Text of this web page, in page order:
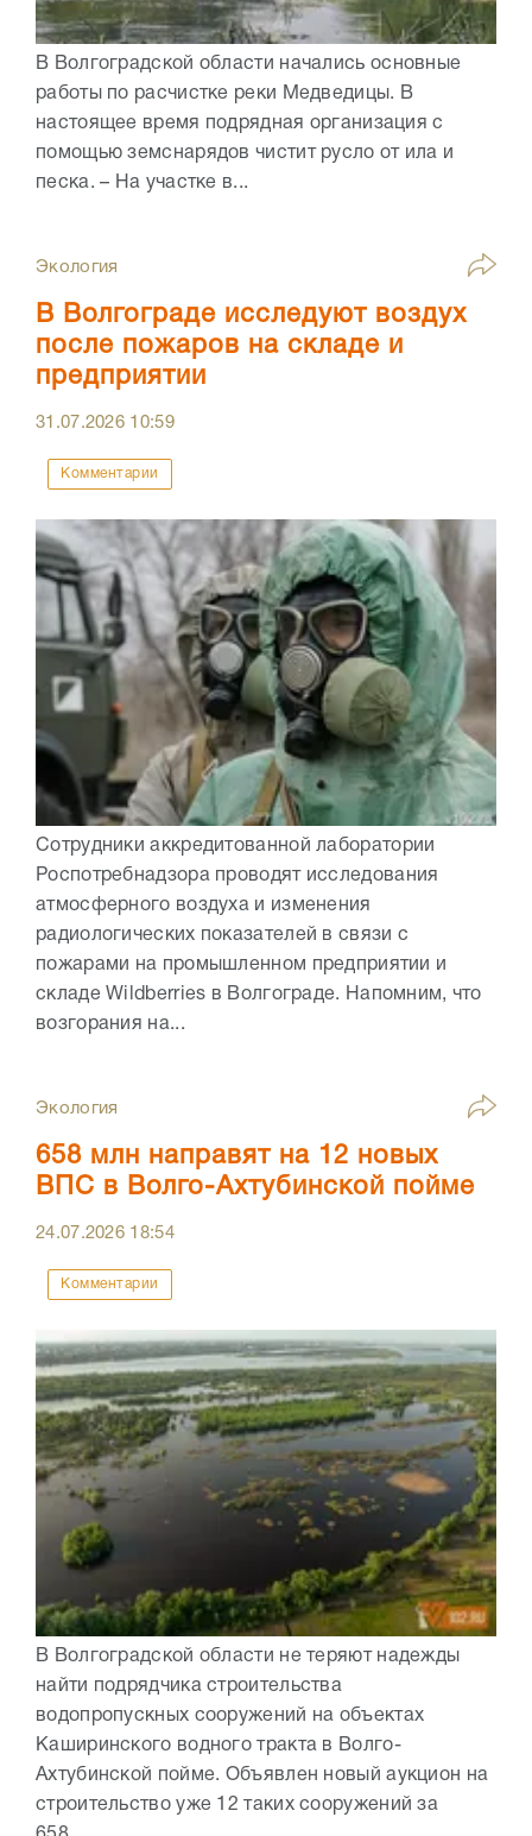
В Волгоградской области начались основные
работы по расчистке реки Медведицы. В
настоящее время подрядная организация с
помощью земснарядов чистит русло от ила и
песка. – На участке в...
Экология
В Волгограде исследуют воздух
после пожаров на складе и
предприятии
31.07.2026 10:59
Комментарии
Сотрудники аккредитованной лаборатории
Роспотребнадзора проводят исследования
атмосферного воздуха и изменения
радиологических показателей в связи с
пожарами на промышленном предприятии и
складе Wildberries в Волгограде. Напомним, что
возгорания на...
Экология
658 млн направят на 12 новых
ВПС в Волго-Ахтубинской пойме
24.07.2026 18:54
Комментарии
В Волгоградской области не теряют надежды
найти подрядчика строительства
водопропускных сооружений на объектах
Каширинского водного тракта в Волго-
Ахтубинской пойме. Объявлен новый аукцион на
строительство уже 12 таких сооружений за